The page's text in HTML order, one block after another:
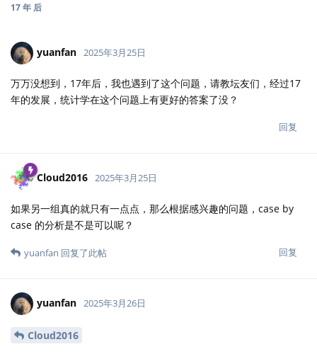
17 年 后
yuanfan 2025年3月25日
万万没想到，17年后，我也遇到了这个问题，请教坛友们，经过17
年的发展，统计学在这个问题上有更好的答案了没？
回复
Cloud2016 2025年3月25日
如果另一组真的就只有一点点，那么根据感兴趣的问题，case by
case 的分析是不是可以呢？
回复
yuanfan 回复了此帖
yuanfan 2025年3月26日
Cloud2016